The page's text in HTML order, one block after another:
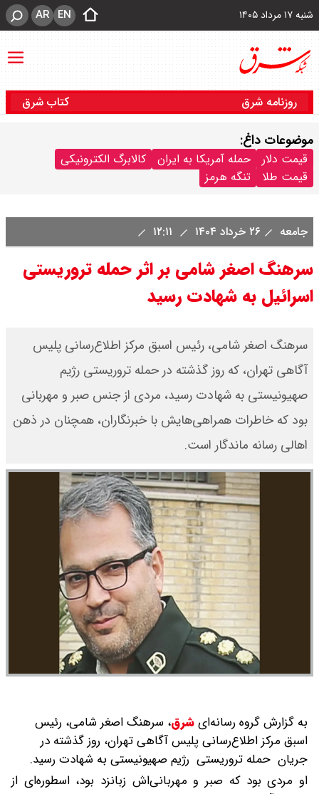
شنبه ۱۷ مرداد ۱۴۰۵ EN
AR
روزنامه شرق کتاب شرق
موضوعات داغ:
قیمت دلار حمله آمریکا به ایران
کالابرگ الکترونیکی
قیمت طلا
تنگه هرمز
جامعه ۲۶ خرداد ۱۴۰۴
سرهنگ اصغر شامی بر اثر حمله تروریستی
اسرائیل به شهادت رسید
سرهنگ اصغر شامی، رئیس اسبق مرکز اطلاع‌رسانی پلیس
آگاهی تهران، که روز گذشته در حمله تروریستی رژیم
صهیونیستی به شهادت رسید، مردی از جنس صبر و مهربانی
بود که خاطرات همراهی‌هایش با خبرنگاران، همچنان در ذهن
اهالی رسانه ماندگار است.
به گزارش گروه رسانه‌ایشرق، سرهنگ اصغر شامی، رئیس
اسبق مرکز اطلاع‌رسانی پلیس آگاهی تهران، روز گذشته در
جریان حمله تروریستی رژیم صهیونیستی به شهادت رسید.​
او مردی بود که صبر و مهربانی‌اش زبانزد بود، اسطوره‌ای از